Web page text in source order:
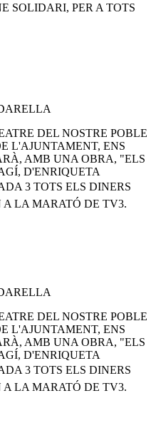
SOLIDARI, PER A TOTS
DEL NOSTRE POBLE
L'AJUNTAMENT, ENS
AMB UNA OBRA, "ELS
D'ENRIQUETA
3 TOTS ELS DINERS
A LA MARATÓ DE TV3.
DEL NOSTRE POBLE
L'AJUNTAMENT, ENS
AMB UNA OBRA, "ELS
D'ENRIQUETA
3 TOTS ELS DINERS
A LA MARATÓ DE TV3.